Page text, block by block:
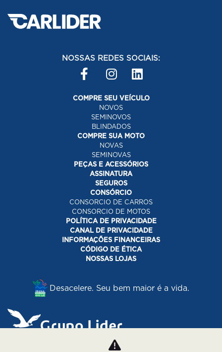
NOSSAS REDES SOCIAIS:
COMPRE SEU VEÍCULO
NOVOS
SEMINOVOS
BLINDADOS
COMPRE SUA MOTO
NOVAS
SEMINOVAS
PEÇAS E ACESSÓRIOS
ASSINATURA
SEGUROS
CONSÓRCIO
CONSORCIO DE CARROS
CONSORCIO DE MOTOS
POLÍTICA DE PRIVACIDADE
CANAL DE PRIVACIDADE
INFORMAÇÕES FINANCEIRAS
CÓDIGO DE ÉTICA
NOSSAS LOJAS
Desacelere. Seu bem maior é a vida.